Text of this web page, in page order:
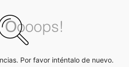
Por favor inténtalo de nuevo.